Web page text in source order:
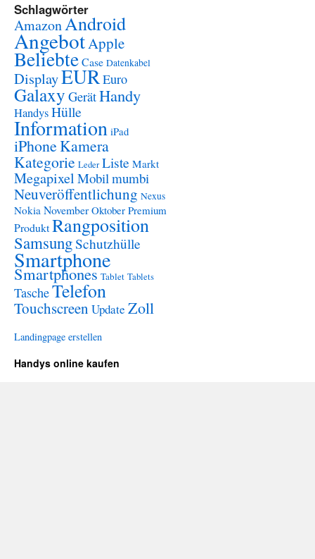
Schlagwörter
AmazonAndroid
AngebotApple
BeliebteCase Datenkabel
DisplayEUREuro
Galaxy GerätHandy
HandysHülle
Information iPad
iPhoneKamera
Kategorie Leder Liste Markt
Megapixel Mobilmumbi
Neuveröffentlichung Nexus
Nokia November Oktober Premium
ProduktRangposition
SamsungSchutzhülle
Smartphone
Smartphones Tablet Tablets
TascheTelefon
Touchscreen Update Zoll
Landingpage erstellen
Handys online kaufen